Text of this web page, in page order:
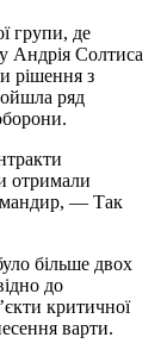
групи, де
Андрія Солтиса
рішення з
ряд
отримали
— Так
більше двох
до
критичної
варти.